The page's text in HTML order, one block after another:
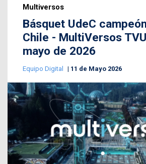
Multiversos
Básquet UdeC
Chile - MultiVersos
mayo de 2026
Equipo Digital 11 de Mayo 2026